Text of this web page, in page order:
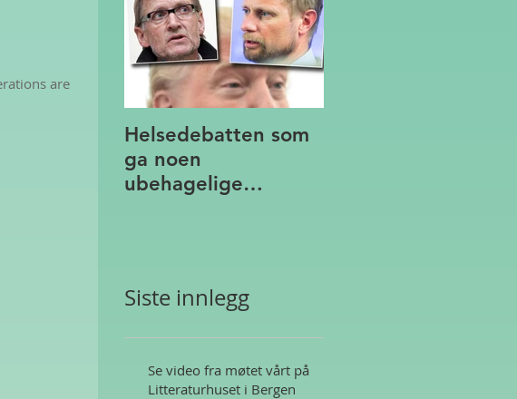
are
Helsedebatten som
ga noen
ubehagelige
Siste innlegg
Se video fra møtet vårt på
Litteraturhuset i Bergen